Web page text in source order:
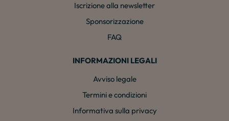
Iscrizione alla newsletter
Sponsorizzazione
FAQ
INFORMAZIONI LEGALI
Avviso legale
Termini e condizioni
Informativa sulla privacy